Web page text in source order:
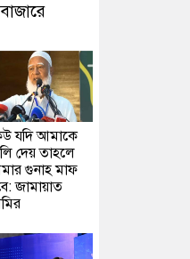
যদি আমাকে
দেয় তাহলে
গুনাহ মাফ
জামায়াত